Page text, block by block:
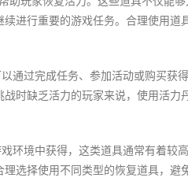
进行重要的游戏任务。合理使用道
通过完成任务、参加活动或购买获得
时缺乏活力的玩家来说，使用活力
环境中获得，这类道具通常有着较
选择使用不同类型的恢复道具，避